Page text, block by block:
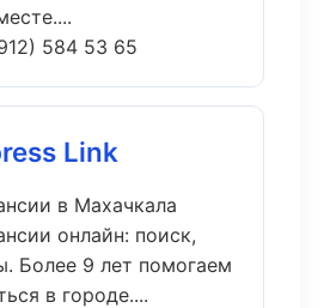
584 53 65
Link
в Махачкала
онлайн: поиск,
Более 9 лет помогаем
в городе....